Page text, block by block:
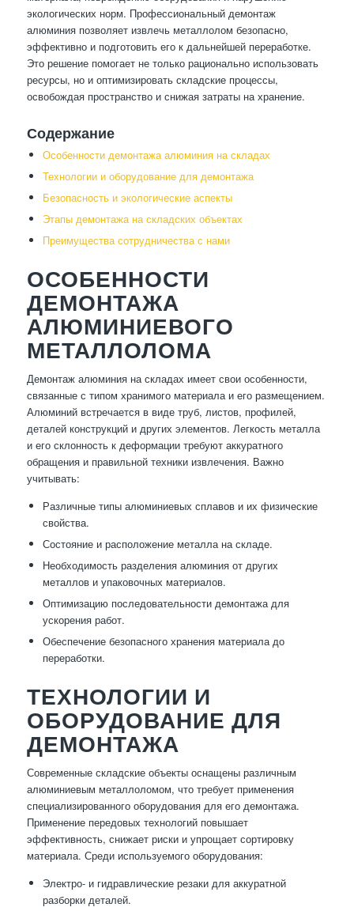
экологических норм. Профессиональный демонтаж
алюминия позволяет извлечь металлолом безопасно,
эффективно и подготовить его к дальнейшей переработке.
Это решение помогает не только рационально использовать
ресурсы, но и оптимизировать складские процессы,
освобождая пространство и снижая затраты на хранение.
Содержание
Особенности демонтажа алюминия на складах
Технологии и оборудование для демонтажа
Безопасность и экологические аспекты
Этапы демонтажа на складских объектах
Преимущества сотрудничества с нами
ОСОБЕННОСТИ
ДЕМОНТАЖА
АЛЮМИНИЕВОГО
МЕТАЛЛОЛОМА
Демонтаж алюминия на складах имеет свои особенности,
связанные с типом хранимого материала и его размещением.
Алюминий встречается в виде труб, листов, профилей,
деталей конструкций и других элементов. Легкость металла
и его склонность к деформации требуют аккуратного
обращения и правильной техники извлечения. Важно
учитывать:
Различные типы алюминиевых сплавов и их физические
свойства.
Состояние и расположение металла на складе.
Необходимость разделения алюминия от других
металлов и упаковочных материалов.
Оптимизацию последовательности демонтажа для
ускорения работ.
Обеспечение безопасного хранения материала до
переработки.
ТЕХНОЛОГИИ И
ОБОРУДОВАНИЕ ДЛЯ
ДЕМОНТАЖА
Современные складские объекты оснащены различным
алюминиевым металлоломом, что требует применения
специализированного оборудования для его демонтажа.
Применение передовых технологий повышает
эффективность, снижает риски и упрощает сортировку
материала. Среди используемого оборудования:
Электро- и гидравлические резаки для аккуратной
разборки деталей.